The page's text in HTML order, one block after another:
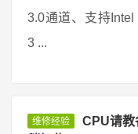
3.0通道、支持
3 ...
维修经验
CPU请教